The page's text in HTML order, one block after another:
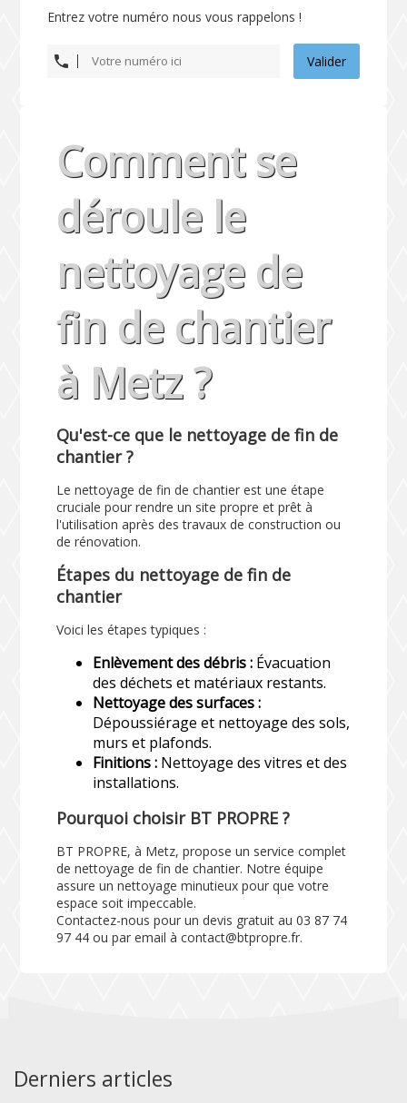
Entrez votre numéro nous vous rappelons !
Valider
Comment se
déroule le
nettoyage de
fin de chantier
à Metz ?
Qu'est-ce que le nettoyage de fin de
chantier ?
Le nettoyage de fin de chantier est une étape
cruciale pour rendre un site propre et prêt à
l'utilisation après des travaux de construction ou
de rénovation.
Étapes du nettoyage de fin de
chantier
Voici les étapes typiques :
Enlèvement des débris : Évacuation
des déchets et matériaux restants.
Nettoyage des surfaces :
Dépoussiérage et nettoyage des sols,
murs et plafonds.
Finitions : Nettoyage des vitres et des
installations.
Pourquoi choisir BT PROPRE ?
BT PROPRE, à Metz, propose un service complet
de nettoyage de fin de chantier. Notre équipe
assure un nettoyage minutieux pour que votre
espace soit impeccable.
Contactez-nous pour un devis gratuit au 03 87 74
97 44 ou par email à contact@btpropre.fr.
Derniers articles